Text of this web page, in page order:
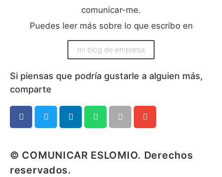
comunicar-me.
Puedes leer más sobre lo que escribo en
mi blog de empresa
Si piensas que podría gustarle a alguien más,
comparte​
© COMUNICAR ESLOMIO. Derechos
reservados.